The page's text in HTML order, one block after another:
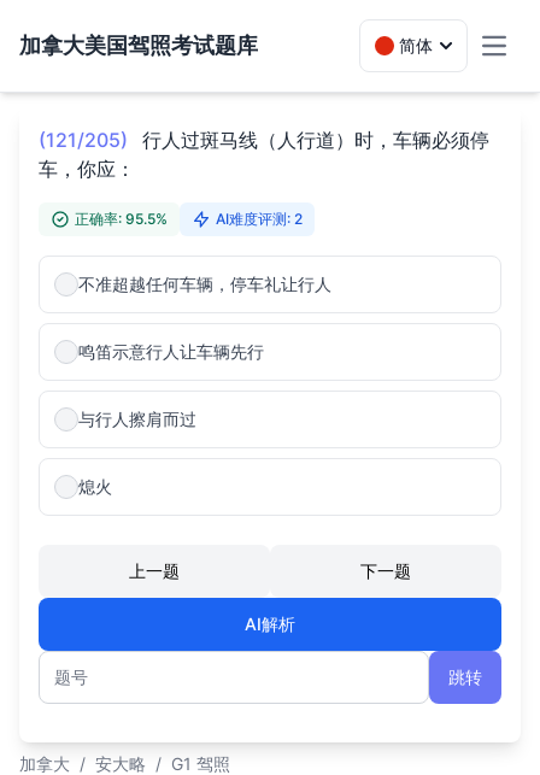
加拿大美国驾照考试题库 简体
(121/205)
行人过斑马线（人行道）时，车辆必须停
车，你应：
正确率: 95.5% AI难度评测: 2
不准超越任何车辆，停车礼让行人
鸣笛示意行人让车辆先行
与行人擦肩而过
熄火
上一题 下一题
AI解析
题号
跳转
加拿大 / 安大略 / G1 驾照